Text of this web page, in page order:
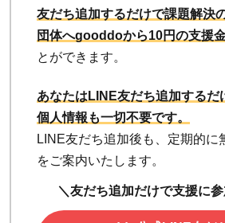
友だち追加するだけで課題解決
団体へgooddoから10円の支援
とができます。
あなたはLINE友だち追加するだ
個人情報も一切不要です。
LINE友だち追加後も、定期的に
をご案内いたします。
＼友だち追加だけで支援に